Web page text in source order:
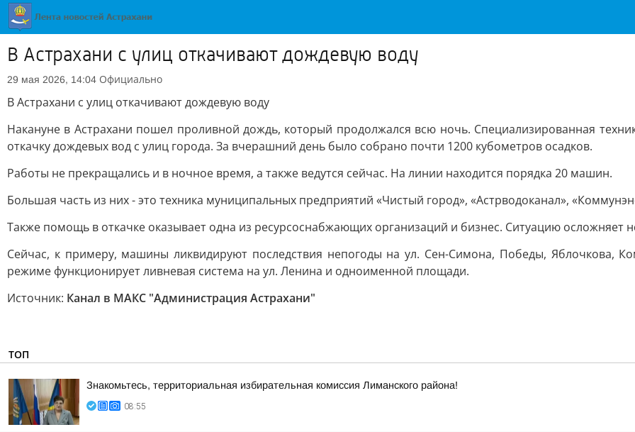
В Астрахани с улиц откачивают дождевую воду
29 мая 2026, 14:04 Официально
В Астрахани с улиц откачивают дождевую воду
Накануне в Астрахани пошел проливной дождь, который продолжался всю ночь. Специализированная
откачку дождевых вод с улиц города. За вчерашний день было собрано почти 1200 кубометров осадков.
Работы не прекращались и в ночное время, а также ведутся сейчас. На линии находится порядка 20 машин.
Большая часть из них - это техника муниципальных предприятий «Чистый город», «Астрводоканал»,
Также помощь в откачке оказывает одна из ресурсоснабжающих организаций и бизнес. Ситуацию
Сейчас, к примеру, машины ликвидируют последствия непогоды на ул. Сен-Симона, Победы, Яблочкова,
режиме функционирует ливневая система на ул. Ленина и одноименной площади.
Источник: Канал в МАКС "Администрация Астрахани"
ТОП
Знакомьтесь, территориальная избирательная комиссия Лиманского района!
08:55